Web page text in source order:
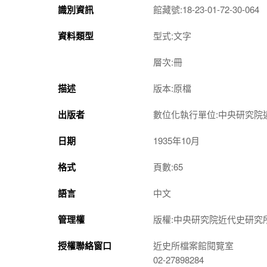
識別資訊 館藏號:18-23-01-72-30-064
資料類型 型式:文字
層次:冊
描述 版本:原檔
出版者 數位化執行單位:中央研究院
日期 1935年10月
格式 頁數:65
語言 中文
管理權 版權:中央研究院近代史研究
授權聯絡窗口
近史所檔案館閱覽室
02-27898284